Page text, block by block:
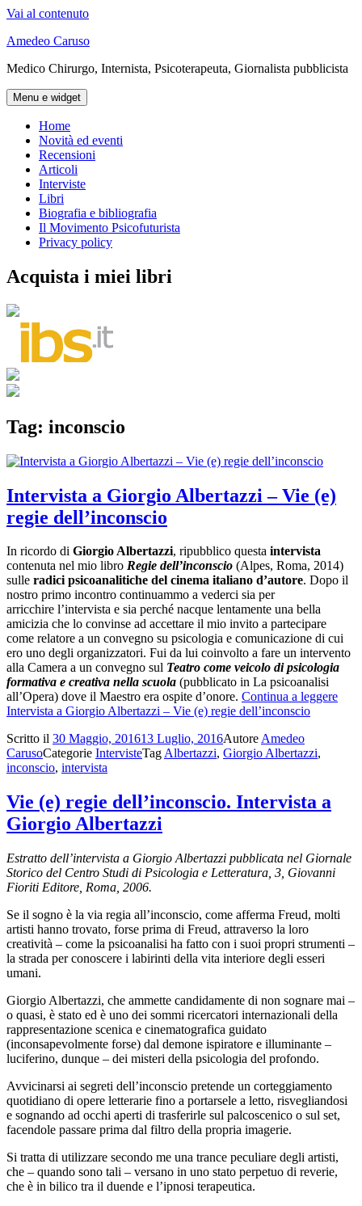
Vai al contenuto
Amedeo Caruso
Medico Chirurgo, Internista, Psicoterapeuta, Giornalista pubblicista
Menu e widget
Home
Novità ed eventi
Recensioni
Articoli
Interviste
Libri
Biografia e bibliografia
Il Movimento Psicofuturista
Privacy policy
Acquista i miei libri
Tag: inconscio
Intervista a Giorgio Albertazzi – Vie (e)
regie dell’inconscio
In ricordo di Giorgio Albertazzi, ripubblico questa intervista
contenuta nel mio libro Regie dell’inconscio (Alpes, Roma, 2014)
sulle radici psicoanalitiche del cinema italiano d’autore. Dopo il
nostro primo incontro continuammo a vederci sia per
arricchire l’intervista e sia perché nacque lentamente una bella
amicizia che lo convinse ad accettare il mio invito a partecipare
come relatore a un convegno su psicologia e comunicazione di cui
ero uno degli organizzatori. Fui da lui coinvolto a fare un intervento
alla Camera a un convegno sul Teatro come veicolo di psicologia
formativa e creativa nella scuola (pubblicato in La psicoanalisi
all’Opera) dove il Maestro era ospite d’onore. Continua a leggere
Intervista a Giorgio Albertazzi – Vie (e) regie dell’inconscio
Scritto il 30 Maggio, 201613 Luglio, 2016AutoreAmedeo
CarusoCategorie IntervisteTagAlbertazzi, Giorgio Albertazzi,
inconscio, intervista
Vie (e) regie dell’inconscio. Intervista a
Giorgio Albertazzi
Estratto dell’intervista a Giorgio Albertazzi pubblicata nel Giornale
Storico del Centro Studi di Psicologia e Letteratura, 3, Giovanni
Fioriti Editore, Roma, 2006.
Se il sogno è la via regia all’inconscio, come afferma Freud, molti
artisti hanno trovato, forse prima di Freud, attraverso la loro
creatività – come la psicoanalisi ha fatto con i suoi propri strumenti –
la strada per conoscere i labirinti della vita interiore degli esseri
umani.
Giorgio Albertazzi, che ammette candidamente di non sognare mai –
o quasi, è stato ed è uno dei sommi ricercatori internazionali della
rappresentazione scenica e cinematografica guidato
(inconsapevolmente forse) dal demone ispiratore e illuminante –
luciferino, dunque – dei misteri della psicologia del profondo.
Avvicinarsi ai segreti dell’inconscio pretende un corteggiamento
quotidiano di opere letterarie fino a portarsele a letto, risvegliandosi
e sognando ad occhi aperti di trasferirle sul palcoscenico o sul set,
facendole passare prima dal filtro della propria imagerie.
Si tratta di utilizzare secondo me una trance peculiare degli artisti,
che – quando sono tali – versano in uno stato perpetuo di reverie,
che è in bilico tra il duende e l’ipnosi terapeutica.